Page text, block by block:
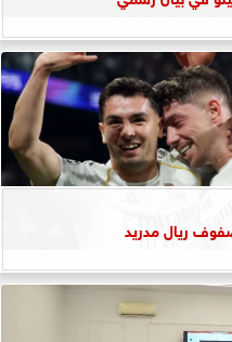
ريال مدريد